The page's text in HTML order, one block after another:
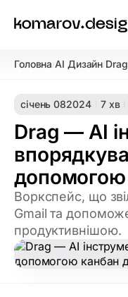
Головна/AI Дизайн/
січень 082024 7 хв
Drag — AI
Воркспейс, що
Gmail та
продуктивнішою.